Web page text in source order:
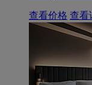
查看价格 查看